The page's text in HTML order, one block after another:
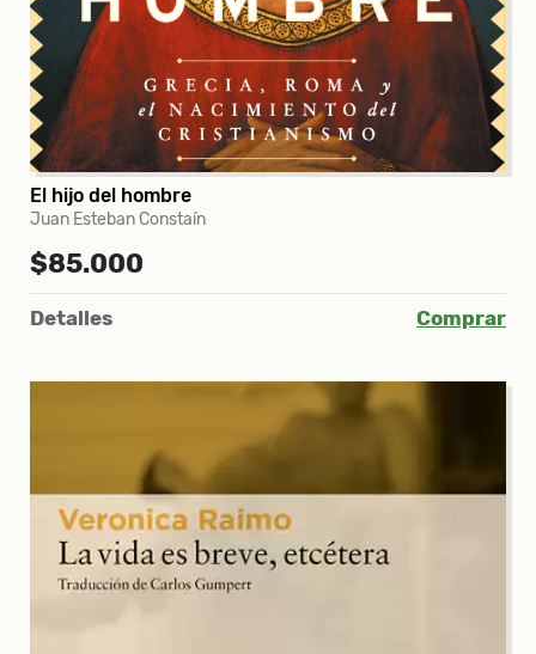
El hijo del hombre
Juan Esteban Constaín
$85.000
Detalles Comprar